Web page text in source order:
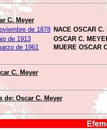
C. Meyer
de 1878 NACE OSCAR C.
de 1913
OSCAR C.
de 1961 MUERE OSCAR
C. Meyer
de: Oscar C. Meyer